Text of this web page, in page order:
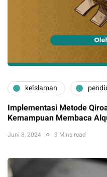
keislaman
Implementasi Metode
Kemampuan Membaca
Juni 8, 2024 3 Mins read